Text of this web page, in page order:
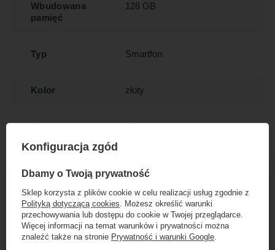
Wbudowana
pamięć
128 GB
Typ Smartfon
Kolor złoty
Przekątna
6.7
Pamięć RAM 6 GB
System
operacyjny
iOS
Dołącz do newslettera Green
Computers
Zgarnij jako pierwszy informacje o zniżkach i
rabatach w naszym sklepie!
Konfiguracja zgód
Dbamy o Twoją prywatność
Sklep korzysta z plików cookie w celu realizacji usług zgodnie z
Polityką dotyczącą cookies. Możesz określić warunki
przechowywania lub dostępu do cookie w Twojej przeglądarce.
Więcej informacji na temat warunków i prywatności można
znaleźć także na stronie Prywatność i warunki Google.